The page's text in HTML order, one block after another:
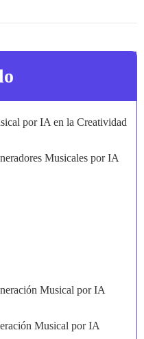
por IA en la Creatividad
Musicales por IA
Musical por IA
Musical por IA